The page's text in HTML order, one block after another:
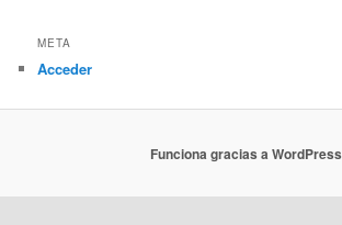
META
Acceder
Funciona gracias a WordPress